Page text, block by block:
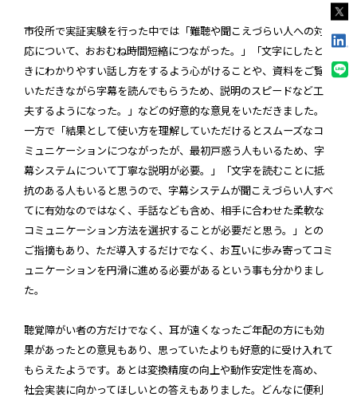
市役所で実証実験を行った中では「難聴や聞こえづらい人への対
応について、おおむね時間短縮につながった。」「文字にしたと
きにわかりやすい話し方をするよう心がけることや、資料をご覧
いただきながら字幕を読んでもらうため、説明のスピードなど工
夫するようになった。」などの好意的な意見をいただきました。
一方で「結果として使い方を理解していただけるとスムーズなコ
ミュニケーションにつながったが、最初戸惑う人もいるため、字
幕システムについて丁寧な説明が必要。」「文字を読むことに抵
抗のある人もいると思うので、字幕システムが聞こえづらい人すべ
てに有効なのではなく、手話なども含め、相手に合わせた柔軟な
コミュニケーション方法を選択することが必要だと思う。」との
ご指摘もあり、ただ導入するだけでなく、お互いに歩み寄ってコミ
ュニケーションを円滑に進める必要があるという事も分かりまし
た。
聴覚障がい者の方だけでなく、耳が遠くなったご年配の方にも効
果があったとの意見もあり、思っていたよりも好意的に受け入れて
もらえたようです。あとは変換精度の向上や動作安定性を高め、
社会実装に向かってほしいとの答えもありました。どんなに便利